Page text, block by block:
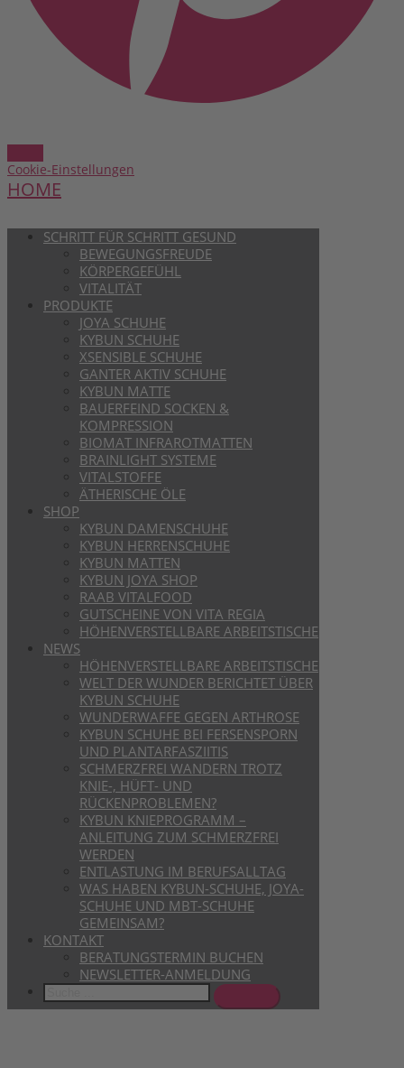
Cookie-Einstellungen
HOME
SCHRITT FÜR SCHRITT GESUND
BEWEGUNGSFREUDE
KÖRPERGEFÜHL
VITALITÄT
PRODUKTE
JOYA SCHUHE
KYBUN SCHUHE
XSENSIBLE SCHUHE
GANTER AKTIV SCHUHE
KYBUN MATTE
BAUERFEIND SOCKEN &
KOMPRESSION
BIOMAT INFRAROTMATTEN
BRAINLIGHT SYSTEME
VITALSTOFFE
ÄTHERISCHE ÖLE
SHOP
KYBUN DAMENSCHUHE
KYBUN HERRENSCHUHE
KYBUN MATTEN
KYBUN JOYA SHOP
RAAB VITALFOOD
GUTSCHEINE VON VITA REGIA
HÖHENVERSTELLBARE ARBEITSTISCHE
NEWS
HÖHENVERSTELLBARE ARBEITSTISCHE
WELT DER WUNDER BERICHTET ÜBER
KYBUN SCHUHE
WUNDERWAFFE GEGEN ARTHROSE
KYBUN SCHUHE BEI FERSENSPORN
UND PLANTARFASZIITIS
SCHMERZFREI WANDERN TROTZ
KNIE-, HÜFT- UND
RÜCKENPROBLEMEN?
KYBUN KNIEPROGRAMM –
ANLEITUNG ZUM SCHMERZFREI
WERDEN
ENTLASTUNG IM BERUFSALLTAG
WAS HABEN KYBUN-SCHUHE, JOYA-
SCHUHE UND MBT-SCHUHE
GEMEINSAM?
KONTAKT
BERATUNGSTERMIN BUCHEN
NEWSLETTER-ANMELDUNG
Search